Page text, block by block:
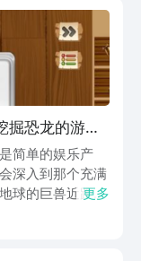
掘恐龙的游戏
简单的娱乐产
深入到那个充满
球的巨兽近距离
化身为勇敢的考
更多